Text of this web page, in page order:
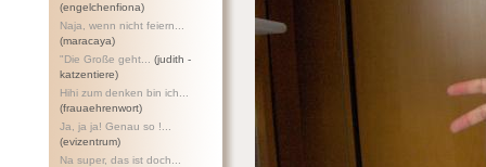
(engelchenfiona)
Naja, wenn nicht feiern...
(maracaya)
"Die Große geht...
(judith -
katzentiere)
Hihi zum denken bin ich...
(frauaehrenwort)
Ja, ja ja! Genau so !...
(evizentrum)
Na super, das ist doch...